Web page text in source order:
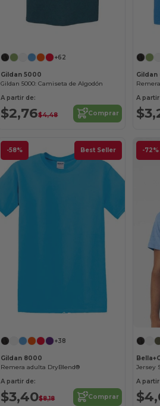
+62
Gildan 5000
Gildan 5000: Camiseta de Algodón
A partir de:
$2,76$4,48 Comprar
A
-58% Best Seller
¡Personalízalo!
+38
Gildan 8000
Remera adulta DryBlend®
A partir de:
$3,40$8,18 Comprar
-72%
Jersey
A